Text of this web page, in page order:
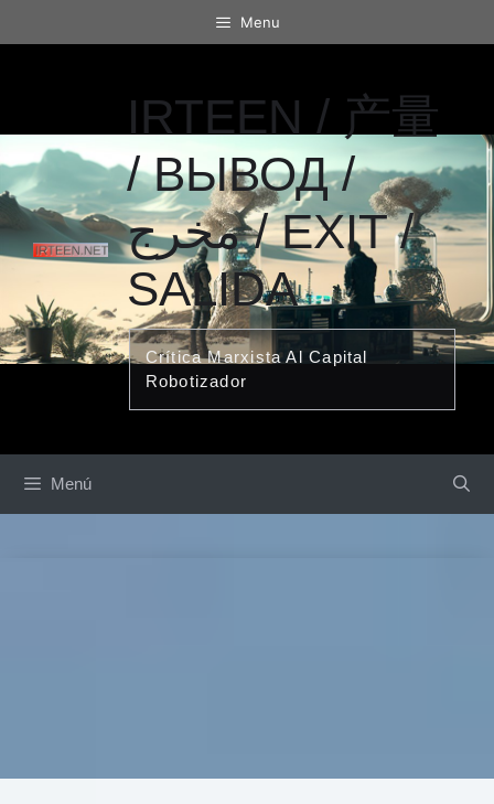
al
Menu
IRTEEN / 产量
/ ВЫВОД /
مخرج / EXIT /
SALIDA
Crítica Marxista Al Capital
Robotizador
Menú